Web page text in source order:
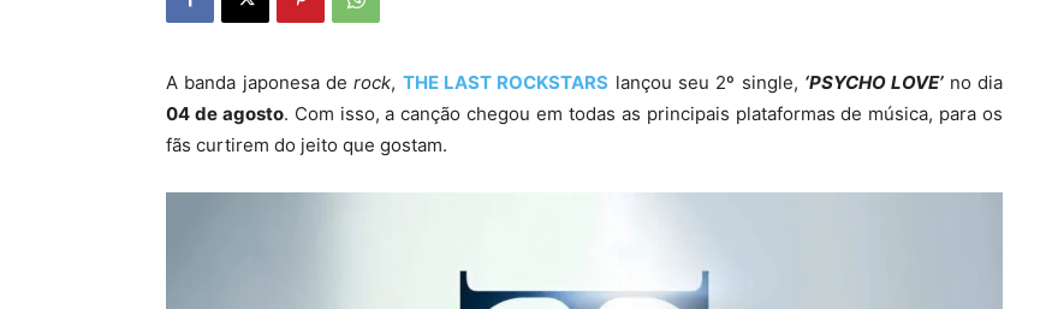
A banda japonesa derock, THE LAST ROCKSTARS lançou seu 2º single, ‘PSYCHO LOVE’no dia
04 de agosto. Com isso, a canção chegou em todas as principais plataformas de música, para os
fãs curtirem do jeito que gostam.